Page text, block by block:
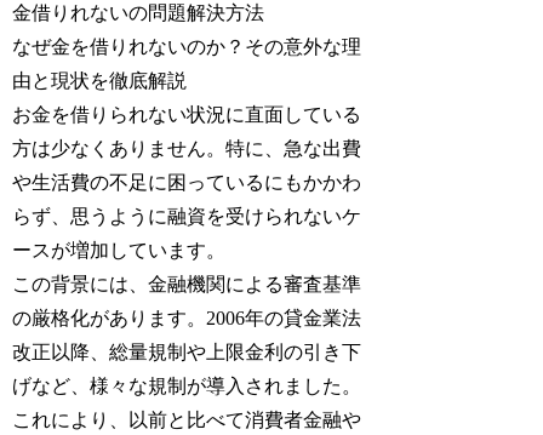
金借りれないの問題解決方法
なぜ金を借りれないのか？その意外な理
由と現状を徹底解説
お金を借りられない状況に直面している
方は少なくありません。特に、急な出費
や生活費の不足に困っているにもかかわ
らず、思うように融資を受けられないケ
ースが増加しています。
この背景には、金融機関による審査基準
の厳格化があります。2006年の貸金業法
改正以降、総量規制や上限金利の引き下
げなど、様々な規制が導入されました。
これにより、以前と比べて消費者金融や